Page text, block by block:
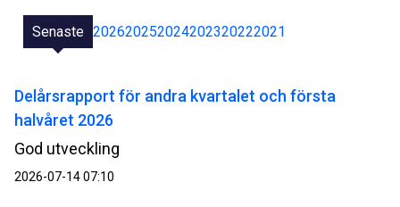
Senaste 202620252024202320222021
Delårsrapport för andra kvartalet och första
halvåret 2026
God utveckling
2026-07-14 07:10